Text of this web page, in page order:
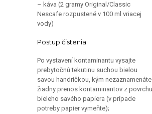
Nescafe rozpustené v 100 ml vriacej
vody)
prebytočnú tekutinu suchou bielou
savou handričkou, kým nezaznamenáte
žiadny prenos kontaminantov z povrchu
bieleho savého papiera (v prípade
potreby papier vymeňte);
Vezmite bielu mierne navlhčenú (nie